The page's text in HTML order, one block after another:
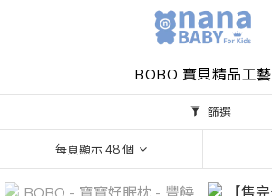
BOBO 寶貝精品工藝
篩選
每頁顯示 48 個